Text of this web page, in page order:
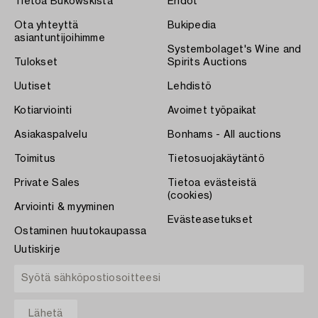
Ota yhteyttä
asiantuntijoihimme
Tulokset
Uutiset
Kotiarviointi
Asiakaspalvelu
Toimitus
Private Sales
Arviointi & myyminen
Ostaminen huutokaupassa
Bukipedia
Systembolaget's Wine and
Spirits Auctions
Lehdistö
Avoimet työpaikat
Bonhams - All auctions
Tietosuojakäytäntö
Tietoa evästeistä
(cookies)
Evästeasetukset
Uutiskirje